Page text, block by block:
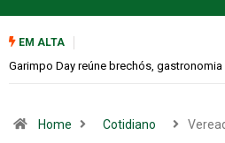
EM ALTA
Bugonia transforma paranoia e
Home Cotidiano